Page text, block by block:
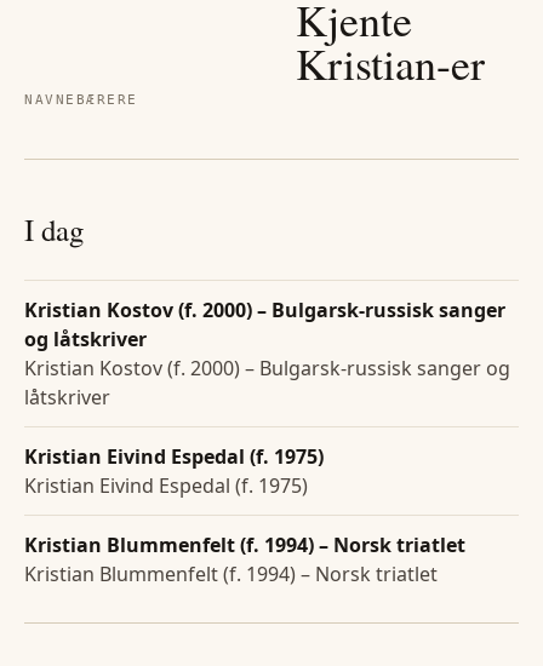
NAVNEBÆRERE
Kjente
Kristian-er
I dag
Kristian Kostov (f. 2000) – Bulgarsk-russisk sanger
og låtskriver
Kristian Kostov (f. 2000) – Bulgarsk-russisk sanger og
låtskriver
Kristian Eivind Espedal (f. 1975)
Kristian Eivind Espedal (f. 1975)
Kristian Blummenfelt (f. 1994) – Norsk triatlet
Kristian Blummenfelt (f. 1994) – Norsk triatlet